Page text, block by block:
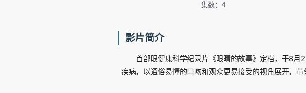
集数：4
影片简介
首部眼健康科学纪录片《眼睛的故事》定档，于8
疾病，以通俗易懂的口吻和观众更易接受的视角展开，带